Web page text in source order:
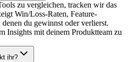
zu vergleichen, tracken wir das
Win/Loss-Raten, Feature-
du gewinnst oder verlierst.
Insights mit deinem Produktteam zu
ihr?